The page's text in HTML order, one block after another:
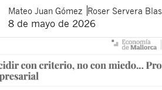
Mateo Juan Gómez Roser Servera
8 de mayo de 2026